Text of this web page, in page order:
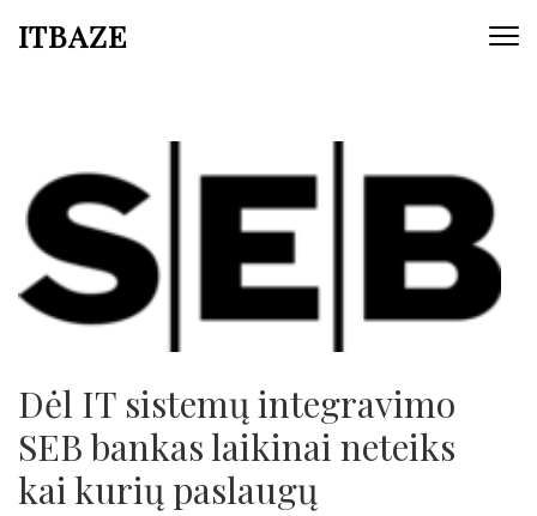
ITBAZE
Dėl IT sistemų integravimo
SEB bankas laikinai neteiks
kai kurių paslaugų